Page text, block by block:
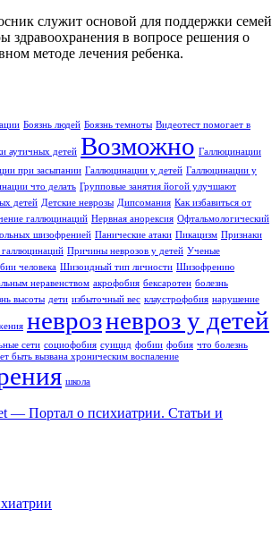
служит основой для поддержки семей
здравоохранения в вопросе решения о
методе лечения ребенка.
Боязнь людей Боязнь темноты Видеотест помогает в
аутичных детей Возможно Галлюцинации
при засыпании Галлюцинации у детей Галлюцинации у
что делать Групповые занятия йогой улучшают
детей Детские неврозы Дипсомания Как избавиться от
галлюцинаций Нервная анорексия Офтальмологический
шизофренией Панические атаки Пикацизм Признаки
Причины неврозов у детей Ученые
человека Шизоидный тип личности Шизофрению
неравенством акрофобия бексаротен болезнь
высоты дети избыточный вес клаустрофобия нарушение
неврозневроз у детей
сети социофобия суицид фобии фобия что болезнь
быть вызвана хроническим воспаление
школа
— Портал о психиатрии. Статьи и